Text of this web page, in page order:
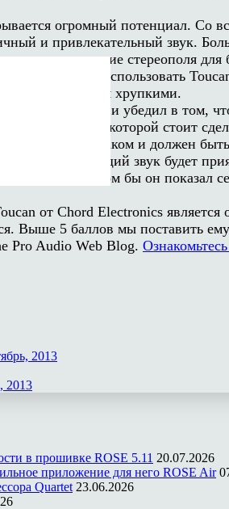
огромный потенциал.
и привлекательный звук.
увеличение стереополя
планируете использовать
а верхи слишком хрупкими.
меня очаровал и убедил в том,
точку, на которой стоит
том месте, на каком и должен
возможно: общий звук будет
в котором бы он показал
от Chord Electronics
Выше 5 баллов мы поставить
Pro Audio Web Blog.
2013
2013
в прошивке ROSE 5.11 20.07.2026
приложение для него ROSE Air
Quartet 23.06.2026